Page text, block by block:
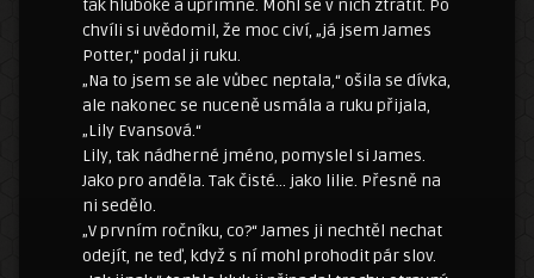
tak hluboké a upřímné. Mohl se v nich ztratit. Po
chvíli si uvědomil, že moc civí, „já jsem James
Potter,“ podal ji ruku.
„Na to jsem se ale vůbec neptala,“ ošila se dívka,
ale nakonec se nuceně usmála a ruku přijala,
„Lily Evansová.“
Lily, tak nádherné jméno, pomyslel si James.
Jako pro anděla. Tak čisté… jako lilie. Přesně na
ni sedělo.
„V prvním ročníku, co?“ James ji nechtěl nechat
odejít, ne teď, když s ní mohl prohodit pár slov.